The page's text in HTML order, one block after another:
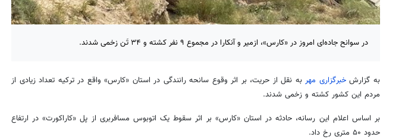
در سوانح جاده‌ای امروز در «کارس»، ازمیر و آنکارا در مجموع ۹ نفر کشته و ۳۴ تَن زخمی شدند.
به گزارشخبرگزاری مهربه نقل از حریت، بر اثر وقوع سانحه رانندگی در استان «کارس» واقع در ترکیه تعداد زیادی از
مردم این کشور کشته و زخمی شدند.
بر اساس اعلام این رسانه، حادثه در استان «کارس» بر اثر سقوط یک اتوبوس مسافربری از پل «کاراکورت» در ارتفاع
حدود ۵۰ متری رخ داد.